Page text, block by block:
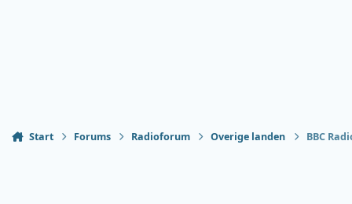
Start Forums Radioforum Overige landen BBC